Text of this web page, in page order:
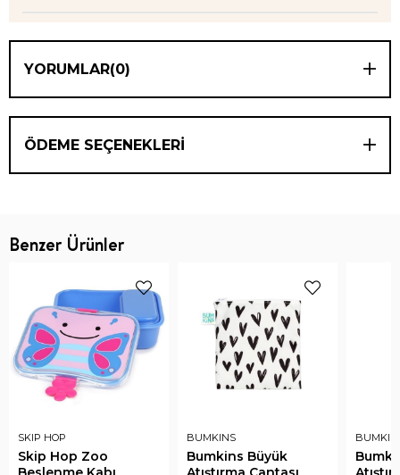
YORUMLAR(0)
ÖDEME SEÇENEKLERI
Benzer Ürünler
SKIP HOP
Skip Hop Zoo
BUMKINS
Bumkins Büyük